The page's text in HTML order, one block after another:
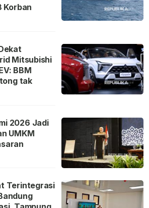
Korban
Mitsubishi
BBM
tak
2026 Jadi
UMKM
Terintegrasi